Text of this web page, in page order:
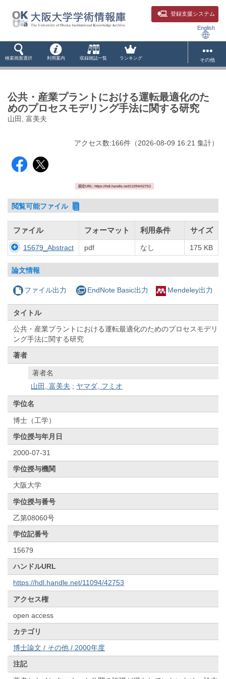
登録支援システム
English
検索画面選択 利用案内 収録雑誌一覧 ランキング その他
公共・産業プラントにおける運転最適化のた
めのプロセスモデリング手法に関する研究
山田, 富美夫
アクセス数:166件 （2026-08-09 16:21 集計）
固定URL: https://hdl.handle.net/11094/42753
閲覧可能ファイル
ファイル フォーマット 利用条件 サイズ
15679_Abstract pdf なし 175 KB
論文情報
ファイル出力 EndNote Basic出力 Mendeley出力
タイトル
公共・産業プラントにおける運転最適化のためのプロセスモデリ
ング手法に関する研究
著者
著者名
山田, 富美夫 ; ヤマダ, フミオ
学位名
博士（工学）
学位授与年月日
2000-07-31
学位授与機関
大阪大学
学位授与番号
乙第08060号
学位記番号
15679
ハンドルURL
https://hdl.handle.net/11094/42753
アクセス権
open access
カテゴリ
博士論文 / その他 / 2000年度
注記